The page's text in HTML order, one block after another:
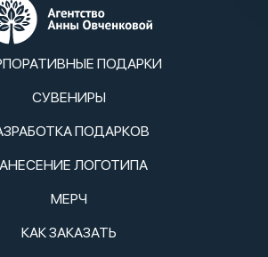
ПОДАРКИ
СУВЕНИРЫ
ПОДАРКОВ
ЛОГОТИПА
МЕРЧ
КАК ЗАКАЗАТЬ